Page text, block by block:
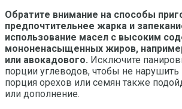
Обратите внимание на способы
предпочтительнее жарка и
использование масел с высоким
мононенасыщенных жиров,
или авокадового. Исключите
порции углеводов, чтобы не нарушить
порция орехов или семян также
или дополнение.